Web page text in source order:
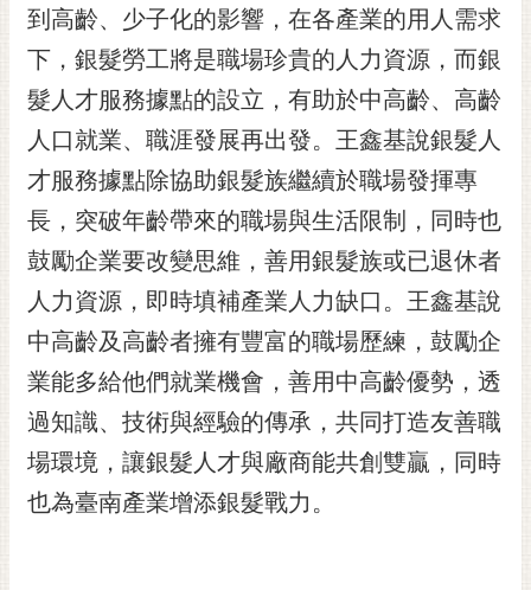
花
桐
花
祭
網
站
導
覽
訂
閱
RSS
訂
閱
電
子
到高齡、少子化的影響，在各產業的用人需求
下，銀髮勞工將是職場珍貴的人力資源，而銀
髮人才服務據點的設立，有助於中高齡、高齡
人口就業、職涯發展再出發。王鑫基說銀髮人
才服務據點除協助銀髮族繼續於職場發揮專
長，突破年齡帶來的職場與生活限制，同時也
鼓勵企業要改變思維，善用銀髮族或已退休者
人力資源，即時填補產業人力缺口。王鑫基說
中高齡及高齡者擁有豐富的職場歷練，鼓勵企
業能多給他們就業機會，善用中高齡優勢，透
過知識、技術與經驗的傳承，共同打造友善職
場環境，讓銀髮人才與廠商能共創雙贏，同時
也為臺南產業增添銀髮戰力。